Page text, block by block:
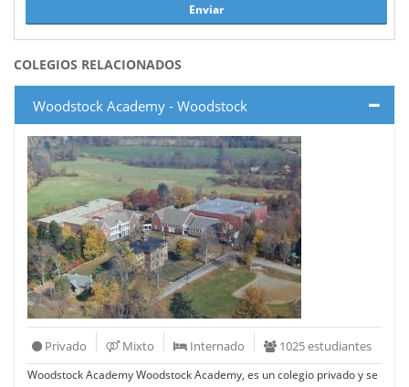
Enviar
COLEGIOS RELACIONADOS
Woodstock Academy - Woodstock
Privado Mixto Internado 1025 estudiantes
Woodstock Academy Woodstock Academy, es un colegio privado y se